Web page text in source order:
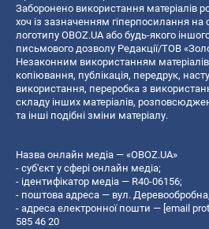
Заборонено використання матеріалів
хоч із зазначенням гіперпосилання на
логотипу OBOZ.UA або будь-якого
письмового дозволу Редакції/ТОВ
Незаконним використанням
копiювання, публiкацiя, передрук,
використання, переробка з
складу інших матеріалів,
та інші подібні зміни матеріалу.
Назва онлайн медіа — «OBOZ.UA»
- суб'єкт у сфері онлайн медіа;
- ідентифікатор медіа — R40-06156;
- поштова адреса — вул.
- адреса електронної пошти — [email
585 46 20